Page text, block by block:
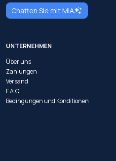
Chatten Sie mit MIA
UNTERNEHMEN
Über uns
Zahlungen
Versand
F.A.Q.
Bedingungen und Konditionen